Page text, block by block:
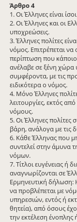
Άρθρο 4
1. Οι Έλληνες είναι
2. Οι Έλληνες και οι
υποχρεώσεις.
3. Έλληνες πολίτες
νόμος. Επιτρέπεται να
περίπτωση που
ανέλαβε σε ξένη χώρα
συμφέροντα, με τις
ειδικότερα ο νόμος.
4. Μόνο Έλληνες
λειτουργίες, εκτός
νόμους.
5. Οι Έλληνες πολίτες
βάρη, ανάλογα με τις
6. Κάθε Έλληνας που
συντελεί στην άμυνα
νόμων.
7. Τίτλοι ευγένειας ή
αναγνωρίζονται σε
Ερμηνευτική δήλωση:
να προβλέπεται με
υπηρεσιών, εντός ή
θητεία), από όσους
την εκτέλεση ένοπλης